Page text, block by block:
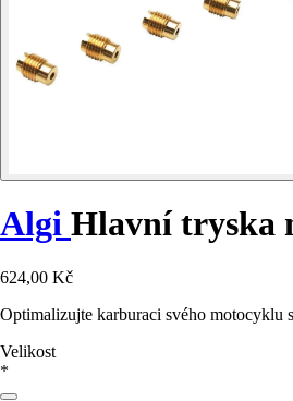
Algi Hlavní tryska
624,00 Kč
Optimalizujte karburaci svého
Velikost
*